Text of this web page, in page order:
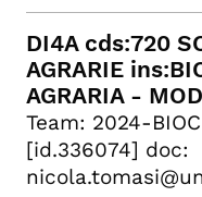
DI4A cds:720
AGRARIE
AGRARIA -
Team: 2024-
[id.336074] doc: